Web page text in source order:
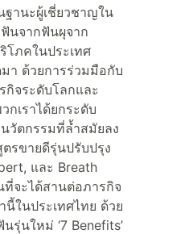
านะผู้เชี่ยวชาญใน
นจากฟันผุจาก
โภคในประเทศ
มา ด้วยการร่วมมือกับ
กิจระดับโลกและ
กเราได้ยกระดับ
วัตกรรมที่ล้ำสมัยลง
รขายดีรุ่นปรับปรุง
และ Breath
ที่จะได้สานต่อภารกิจ
ในประเทศไทย ด้วย
รุ่นใหม่ ‘7 Benefits’